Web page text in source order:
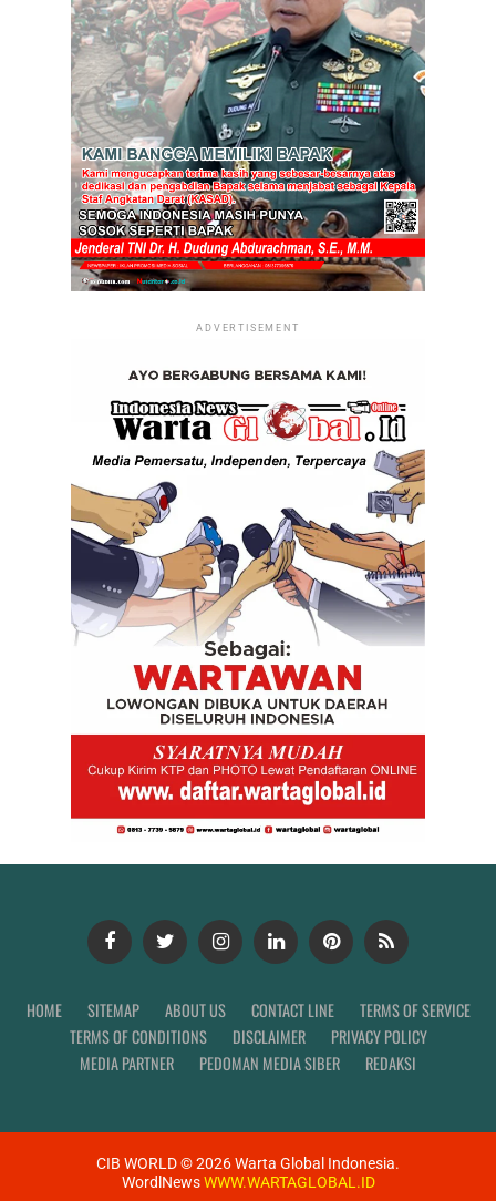
ADVERTISEMENT
HOME SITEMAP ABOUT US CONTACT LINE
TERMS OF SERVICE
TERMS OF CONDITIONS
DISCLAIMER
PRIVACY POLICY
MEDIA PARTNER
PEDOMAN MEDIA SIBER REDAKSI
CIB WORLD ©2026Warta Global Indonesia.
WordlNewsWWW.WARTAGLOBAL.ID